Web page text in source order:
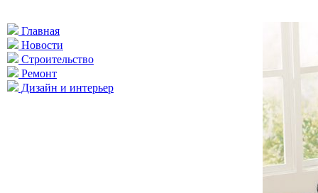
Главная
Новости
Строительство
Ремонт
Дизайн и интерьер